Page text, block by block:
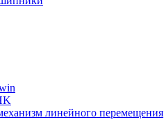
линейного перемещения